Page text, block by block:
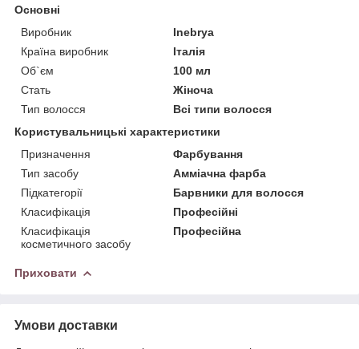
Основні
Виробник
Inebrya
Країна виробник
Італія
Об`єм
100 мл
Стать
Жіноча
Тип волосся
Всі типи волосся
Користувальницькі характеристики
Призначення
Фарбування
Тип засобу
Амміачна фарба
Підкатегорії
Барвники для волосся
Класифікація
Професійні
Класифікація
косметичного засобу
Професійна
Приховати
Умови доставки